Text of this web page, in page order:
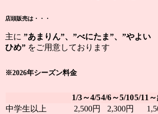
店頭販売は・・・
主に”あまりん”、”べにたま”、”やよい
ひめ” をご用意しております
※2026年シーズン料金
1/3～4/54/6～5/105/11
中学生以上
2,500円 2,300円